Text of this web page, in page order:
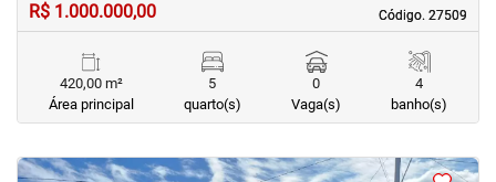
Código. 27509
Código. 27509
R$ 1.000.000,00
420,00 m²
Área principal
5
quarto(s)
0
Vaga(s)
4
banho(s)
<<<<